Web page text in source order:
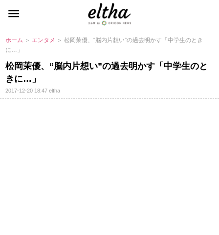
ホーム ＞ エンタメ ＞ 松岡茉優、“脳内片想い”の過去明かす「中学生のとき
に…」
松岡茉優、“脳内片想い”の過去明かす「中学生のと
きに…」
2017-12-20 18:47eltha